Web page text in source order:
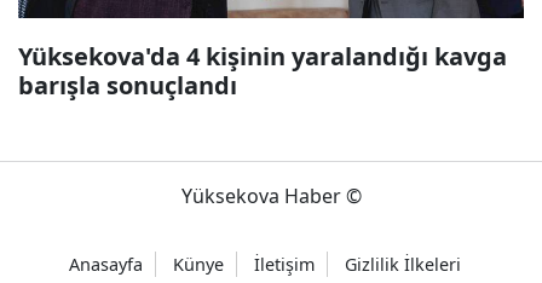
Yüksekova'da 4 kişinin yaralandığı kavga
barışla sonuçlandı
Yüksekova Haber ©
Anasayfa Künye İletişim Gizlilik İlkeleri